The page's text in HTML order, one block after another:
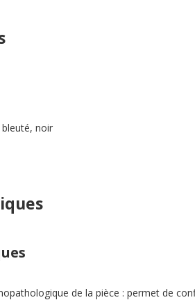
noir
de la pièce : permet de